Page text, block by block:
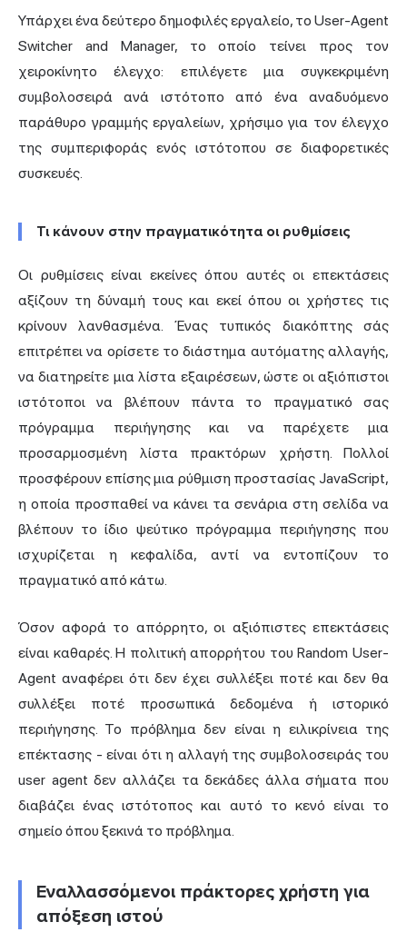
Υπάρχει ένα δεύτερο δημοφιλές εργαλείο, το User-Agent
Switcher and Manager, το οποίο τείνει προς τον
χειροκίνητο έλεγχο: επιλέγετε μια συγκεκριμένη
συμβολοσειρά ανά ιστότοπο από ένα αναδυόμενο
παράθυρο γραμμής εργαλείων, χρήσιμο για τον έλεγχο
της συμπεριφοράς ενός ιστότοπου σε διαφορετικές
συσκευές.
Τι κάνουν στην πραγματικότητα οι ρυθμίσεις
Οι ρυθμίσεις είναι εκείνες όπου αυτές οι επεκτάσεις
αξίζουν τη δύναμή τους και εκεί όπου οι χρήστες τις
κρίνουν λανθασμένα. Ένας τυπικός διακόπτης σάς
επιτρέπει να ορίσετε το διάστημα αυτόματης αλλαγής,
να διατηρείτε μια λίστα εξαιρέσεων, ώστε οι αξιόπιστοι
ιστότοποι να βλέπουν πάντα το πραγματικό σας
πρόγραμμα περιήγησης και να παρέχετε μια
προσαρμοσμένη λίστα πρακτόρων χρήστη. Πολλοί
προσφέρουν επίσης μια ρύθμιση προστασίας JavaScript,
η οποία προσπαθεί να κάνει τα σενάρια στη σελίδα να
βλέπουν το ίδιο ψεύτικο πρόγραμμα περιήγησης που
ισχυρίζεται η κεφαλίδα, αντί να εντοπίζουν το
πραγματικό από κάτω.
Όσον αφορά το απόρρητο, οι αξιόπιστες επεκτάσεις
είναι καθαρές. Η πολιτική απορρήτου του Random User-
Agent αναφέρει ότι δεν έχει συλλέξει ποτέ και δεν θα
συλλέξει ποτέ προσωπικά δεδομένα ή ιστορικό
περιήγησης. Το πρόβλημα δεν είναι η ειλικρίνεια της
επέκτασης - είναι ότι η αλλαγή της συμβολοσειράς του
user agent δεν αλλάζει τα δεκάδες άλλα σήματα που
διαβάζει ένας ιστότοπος και αυτό το κενό είναι το
σημείο όπου ξεκινά το πρόβλημα.
Εναλλασσόμενοι πράκτορες χρήστη για
απόξεση ιστού